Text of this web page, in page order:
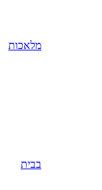
מלאכות
בבית